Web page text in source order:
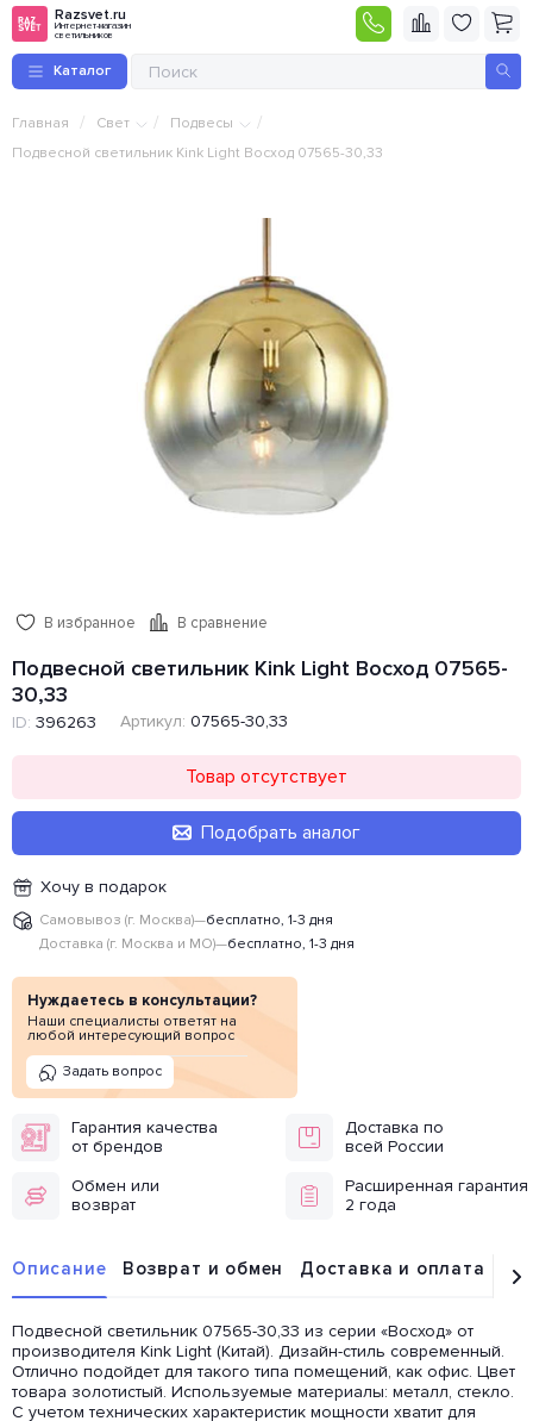
Razsvet.ru
Интернет-магазин
светильников
Каталог
Главная / Свет / Подвесы /
Подвесной светильник Kink Light Восход 07565-30,33
В избранное В сравнение
Подвесной светильник Kink Light Восход 07565-
30,33
ID: 396263 Артикул: 07565-30,33
Товар отсутствует
Подобрать аналог
Хочу в подарок
Самовывоз (г. Москва)—бесплатно, 1-3 дня
Доставка (г. Москва и МО)—бесплатно, 1-3 дня
Нуждаетесь в консультации?
Наши специалисты ответят на
любой интересующий вопрос
Задать вопрос
Гарантия качества
от брендов
Доставка по
всей России
Обмен или
возврат
Расширенная гарантия
2 года
Описание Возврат и обмен Доставка и оплата
Подвесной светильник 07565-30,33 из серии «Восход» от
производителя Kink Light (Китай). Дизайн-стиль современный.
Отлично подойдет для такого типа помещений, как офис. Цвет
товара золотистый. Используемые материалы: металл, стекло.
С учетом технических характеристик мощности хватит для